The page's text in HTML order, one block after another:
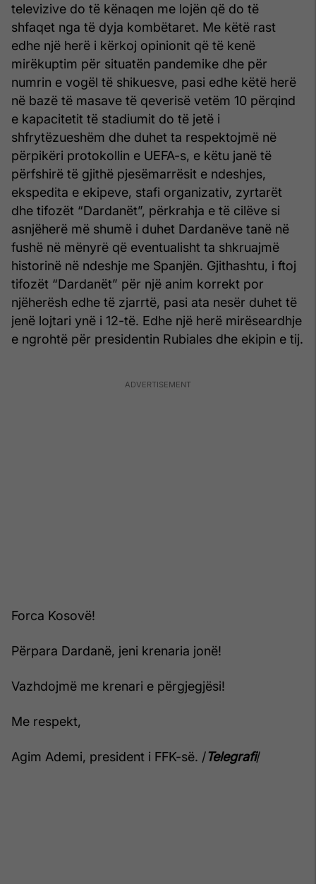
televizive do të kënaqen me lojën që do të
shfaqet nga të dyja kombëtaret. Me këtë rast
edhe një herë i kërkoj opinionit që të kenë
mirëkuptim për situatën pandemike dhe për
numrin e vogël të shikuesve, pasi edhe këtë herë
në bazë të masave të qeverisë vetëm 10 përqind
e kapacitetit të stadiumit do të jetë i
shfrytëzueshëm dhe duhet ta respektojmë në
përpikëri protokollin e UEFA-s, e këtu janë të
përfshirë të gjithë pjesëmarrësit e ndeshjes,
ekspedita e ekipeve, stafi organizativ, zyrtarët
dhe tifozët “Dardanët”, përkrahja e të cilëve si
asnjëherë më shumë i duhet Dardanëve tanë në
fushë në mënyrë që eventualisht ta shkruajmë
historinë në ndeshje me Spanjën. Gjithashtu, i ftoj
tifozët “Dardanët” për një anim korrekt por
njëherësh edhe të zjarrtë, pasi ata nesër duhet të
jenë lojtari ynë i 12-të. Edhe një herë mirëseardhje
e ngrohtë për presidentin Rubiales dhe ekipin e tij.
Forca Kosovë!
Përpara Dardanë, jeni krenaria jonë!
Vazhdojmë me krenari e përgjegjësi!
Me respekt,
Agim Ademi, president i FFK-së. /Telegrafi/